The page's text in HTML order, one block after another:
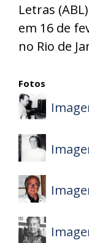
Letras
em 16 de
no Rio de
Fotos